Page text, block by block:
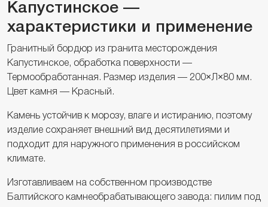
Капустинское —
характеристики и применение
Гранитный бордюр из гранита месторождения
Капустинское, обработка поверхности —
Термообработанная. Размер изделия — 200×Л×80 мм.
Цвет камня — Красный.
Камень устойчив к морозу, влаге и истиранию, поэтому
изделие сохраняет внешний вид десятилетиями и
подходит для наружного применения в российском
климате.
Изготавливаем на собственном производстве
Балтийского камнеобрабатывающего завода: пилим под